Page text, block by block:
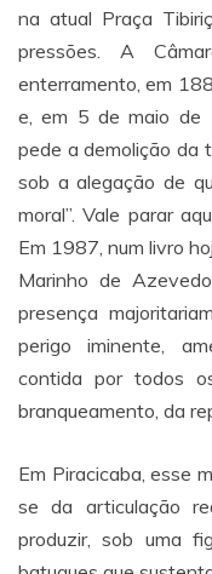
na atual Praça
pressões. A
enterramento, em
e, em 5 de maio de
pede a demolição da
sob a alegação de
moral”. Vale parar
Em 1987, num livro
Marinho de
presença
perigo iminente,
contida por todos
branqueamento, da
Em Piracicaba, esse
se da articulação
produzir, sob uma